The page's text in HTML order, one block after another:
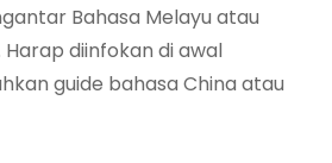
Bahasa Melayu atau
Harap diinfokan di awal
guide bahasa China atau